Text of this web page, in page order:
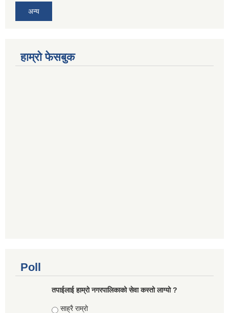
अन्य
हाम्रो फेसबुक
Poll
तपाईलाई हाम्रो नगरपालिकाको सेवा कस्तो लाग्यो ?
Choices
साह्रै राम्रो